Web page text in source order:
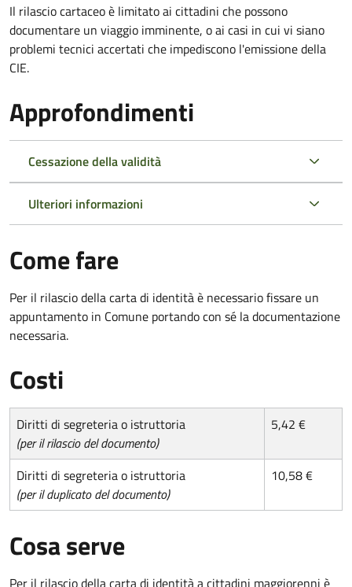
Il rilascio cartaceo è limitato ai cittadini che possono
documentare un viaggio imminente, o ai casi in cui vi siano
problemi tecnici accertati che impediscono l'emissione della
CIE.
Approfondimenti
Cessazione della validità
Ulteriori informazioni
Come fare
Per il rilascio della carta di identità è necessario fissare un
appuntamento in Comune portando con sé la documentazione
necessaria.
Costi
Diritti di segreteria o istruttoria
(per il rilascio del documento)
5,42 €
Diritti di segreteria o istruttoria
(per il duplicato del documento)
10,58 €
Cosa serve
Per il rilascio della carta di identità a cittadini maggiorenni è